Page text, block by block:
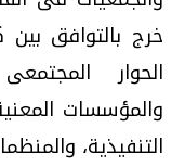
خرج بالتوافق
الحوار
والمؤسسات
التنفيذية،